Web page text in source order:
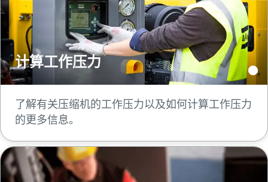
计算工作压力
了解有关压缩机的工作压力以及如何计算工作压力
的更多信息。